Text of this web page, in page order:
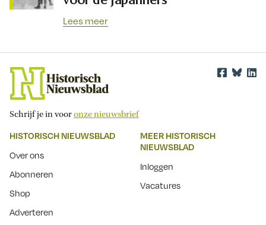
Lees meer
Schrijf je in vooronze nieuwsbrief
HISTORISCH NIEUWSBLAD
Over ons
Abonneren
Shop
Adverteren
MEER HISTORISCH
NIEUWSBLAD
Inloggen
Vacatures